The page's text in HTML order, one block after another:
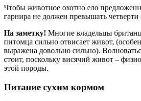
Чтобы животное охотно ело
гарнира не должен превышать четверти
На заметку! Многие владельцы
питомца сильно отвисает живот,
выражена довольно сильно).
стоит, поскольку висячий живот –
этой породы.
Питание сухим кормом